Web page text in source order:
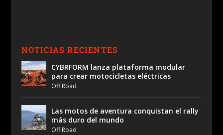
NOTICIAS RECIENTES
CYBRFORM lanza plataforma modular
para crear motocicletas eléctricas
Off Road
Las motos de aventura conquistan el rally
más duro del mundo
Off Road